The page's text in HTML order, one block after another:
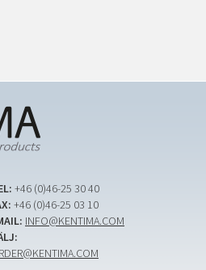
+46 (0)46-25 30 40
+46 (0)46-25 03 10
INFO@KENTIMA.COM